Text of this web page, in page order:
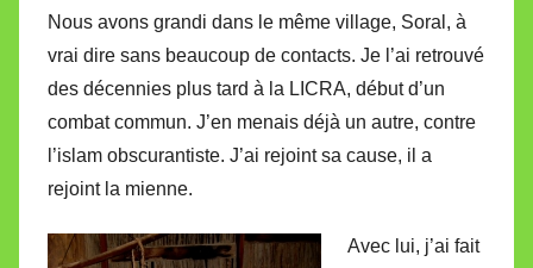
r
e
i
l
l
a
Nous avons grandi dans le même village, Soral, à
vrai dire sans beaucoup de contacts. Je l’ai retrouvé
des décennies plus tard à la LICRA, début d’un
combat commun. J’en menais déjà un autre, contre
l’islam obscurantiste. J’ai rejoint sa cause, il a
rejoint la mienne.
Avec lui, j’ai fait